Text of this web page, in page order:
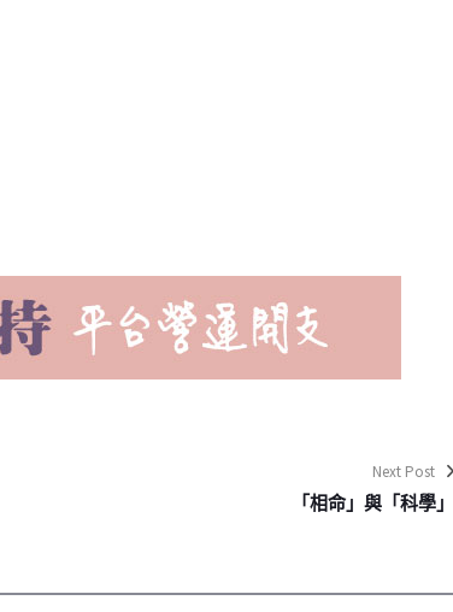
Next Post
「相命」與「科學」